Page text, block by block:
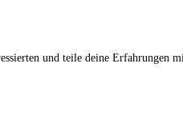
und teile deine Erfahrungen